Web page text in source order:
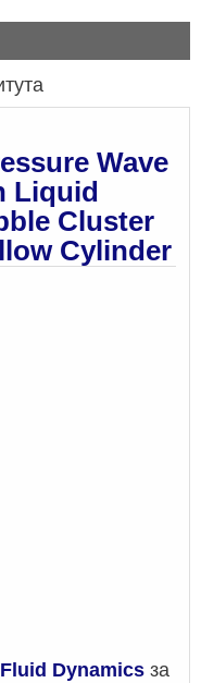
Wave
Liquid
Cluster
Cylinder
Fluid Dynamics за